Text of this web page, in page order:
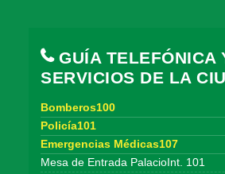
GUÍA TELEFÓNICA
SERVICIOS DE LA
Bomberos100
Policía101
Emergencias Médicas107
Mesa de Entrada PalacioInt. 101